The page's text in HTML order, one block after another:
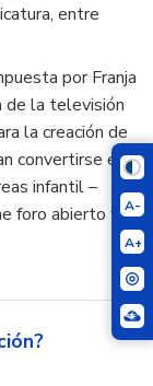
A-
A+
entre
por Franja
de la televisión
la creación de
convertirse en
infantil –
foro abierto y